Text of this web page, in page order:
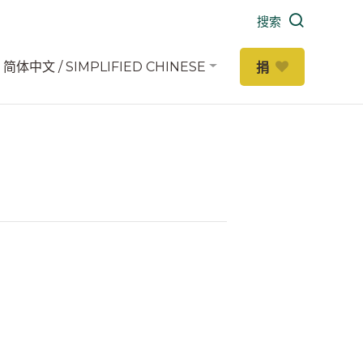
搜索
简体中文 / SIMPLIFIED CHINESE 捐